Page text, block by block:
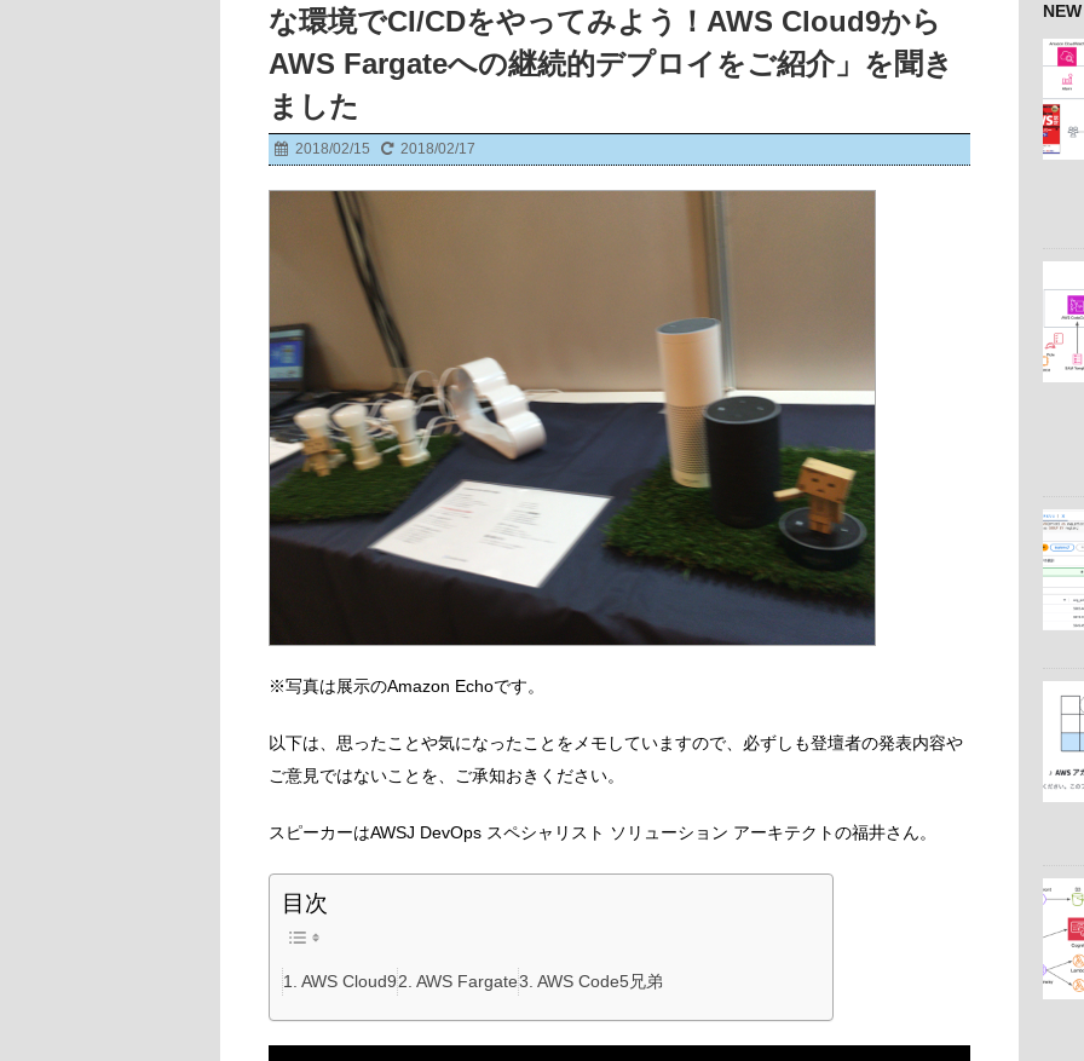
な環境でCI/CDをやってみよう！AWS Cloud9から
AWS Fargateへの継続的デプロイをご紹介」を聞き
ました
2018/02/15 2018/02/17
※写真は展示のAmazon Echoです。
以下は、思ったことや気になったことをメモしていますので、必ずしも登壇者の発表内容や
ご意見ではないことを、ご承知おきください。
スピーカーはAWSJ DevOps スペシャリスト ソリューション アーキテクトの福井さん。
目次
AWS Cloud9 AWS Fargate AWS Code5兄弟